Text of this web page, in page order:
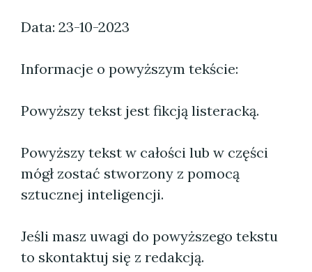
Data: 23-10-2023
Informacje o powyższym tekście:
Powyższy tekst jest fikcją listeracką.
Powyższy tekst w całości lub w części
mógł zostać stworzony z pomocą
sztucznej inteligencji.
Jeśli masz uwagi do powyższego tekstu
to skontaktuj się z redakcją.